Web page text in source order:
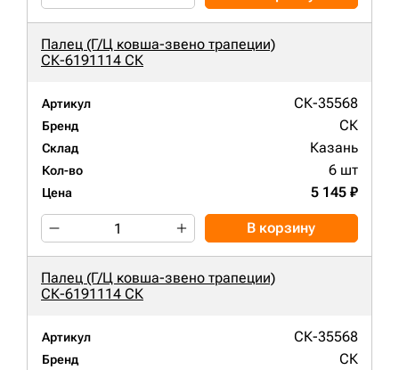
Палец (Г/Ц ковша-звено трапеции)
СК-6191114 СК
Артикул СК-35568
Бренд СК
Склад Казань
Кол-во 6 шт
Цена 5 145 ₽
В корзину
Палец (Г/Ц ковша-звено трапеции)
СК-6191114 СК
Артикул СК-35568
Бренд СК